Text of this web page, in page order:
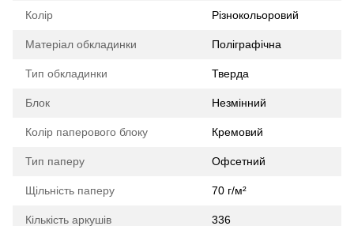
Колір Різнокольоровий
Матеріал обкладинки Поліграфічна
Тип обкладинки Тверда
Блок Незмінний
Колір паперового блоку Кремовий
Тип паперу Офсетний
Щільність паперу 70 г/м²
Кількість аркушів 336